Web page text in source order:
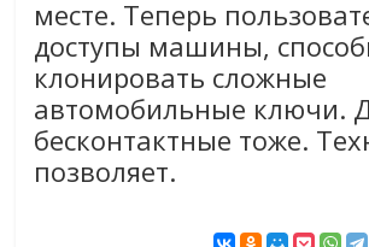
месте. Теперь
доступы машины,
клонировать сложные
автомобильные ключи.
бесконтактные тоже.
позволяет.